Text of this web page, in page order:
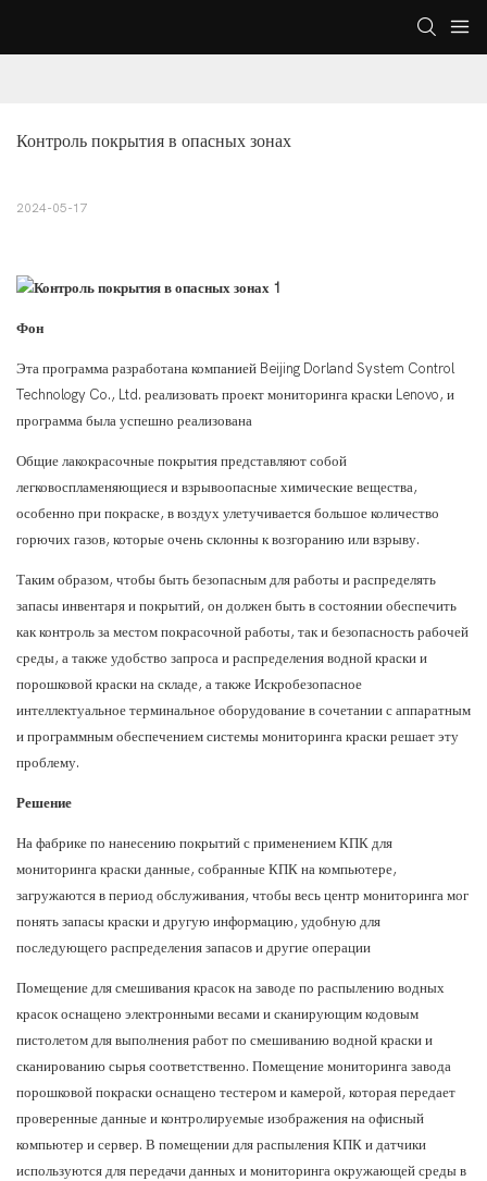
Контроль покрытия в опасных зонах
2024-05-17
Фон
Эта программа разработана компанией Beijing Dorland System Control
Technology Co., Ltd. реализовать проект мониторинга краски Lenovo, и
программа была успешно реализована
Общие лакокрасочные покрытия представляют собой
легковоспламеняющиеся и взрывоопасные химические вещества,
особенно при покраске, в воздух улетучивается большое количество
горючих газов, которые очень склонны к возгоранию или взрыву.
Таким образом, чтобы быть безопасным для работы и распределять
запасы инвентаря и покрытий, он должен быть в состоянии обеспечить
как контроль за местом покрасочной работы, так и безопасность рабочей
среды, а также удобство запроса и распределения водной краски и
порошковой краски на складе, а также Искробезопасное
интеллектуальное терминальное оборудование в сочетании с аппаратным
и программным обеспечением системы мониторинга краски решает эту
проблему.
Решение
На фабрике по нанесению покрытий с применением КПК для
мониторинга краски данные, собранные КПК на компьютере,
загружаются в период обслуживания, чтобы весь центр мониторинга мог
понять запасы краски и другую информацию, удобную для
последующего распределения запасов и другие операции
Помещение для смешивания красок на заводе по распылению водных
красок оснащено электронными весами и сканирующим кодовым
пистолетом для выполнения работ по смешиванию водной краски и
сканированию сырья соответственно. Помещение мониторинга завода
порошковой покраски оснащено тестером и камерой, которая передает
проверенные данные и контролируемые изображения на офисный
компьютер и сервер. В помещении для распыления КПК и датчики
используются для передачи данных и мониторинга окружающей среды в